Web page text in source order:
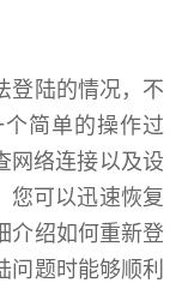
登陆的情况，不
简单的操作过
网络连接以及设
您可以迅速恢复
介绍如何重新登
问题时能够顺利